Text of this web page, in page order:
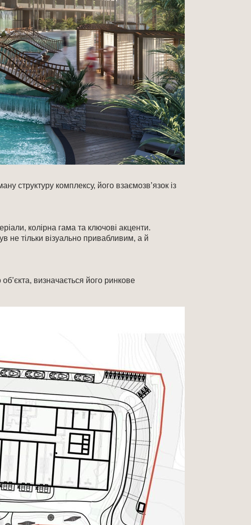
структуру комплексу, його взаємозв’язок із
колірна гама та ключові акценти.
не тільки візуально привабливим, а й
визначається його ринкове